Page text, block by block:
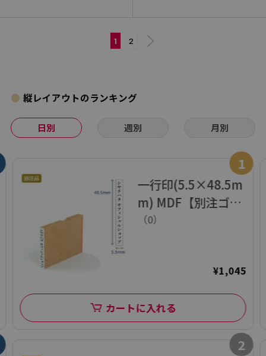
1 2
縦レイアウトのランキング
日別 週別 月別
1
一行印(5.5×48.5m
m) MDF【別注ゴム
印】タテ型
（0）
¥1,045
カートに入れる
2